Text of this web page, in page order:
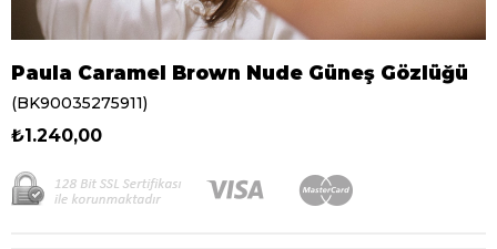
Paula Caramel Brown Nude Güneş Gözlüğü
(BK90035275911)
₺1.240,00